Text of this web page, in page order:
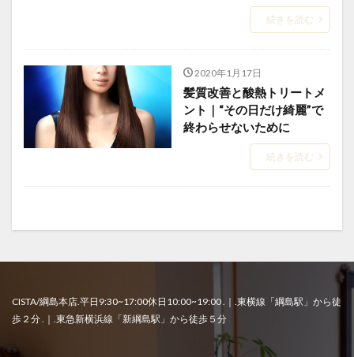
続きを読む
2020年1月17日
髪質改善と酸熱トリートメ
ント｜“その日だけ綺麗”で
終わらせないために
続きを読む
CISTA/綱島本店.平日9:30~17:00休日10:00~19:00 .｜.東横線「綱島駅」から徒
歩２分 .｜.東急新横浜線「新綱島駅」から徒歩５分
毛母細胞への影響
毛髪体力
水蒸気爆発と炭化
注目サロンの実績
熱変性
理念
白髪染め 短時間縮毛矯正
社会復帰
社会復帰支援
社会的役割
細毛の縮毛矯正
縮毛矯正の失敗直し
縮毛矯正の持ち
縮毛矯正をやめたい
縮毛矯正失敗
縮毛矯正専門店
縮毛矯正専門店の価値
縮毛矯正専門店の薬剤
美容の力で支える医療